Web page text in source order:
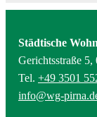
Städtische
Gerichtsstraße 5,
Tel. +49 3501
info@wg-